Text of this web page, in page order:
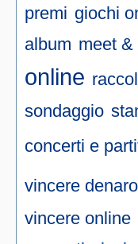
premi giochi
album meet &
online
sondaggio
concerti e
vincere denaro
vincere online